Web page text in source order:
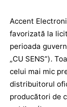
Accent
favorizată la
perioada
„CU SENS”).
celui mai mic
distribuitorul
producători de